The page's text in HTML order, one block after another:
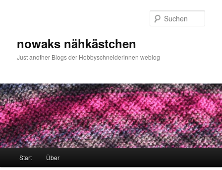
nowaks nähkästchen
Just another Blogs der Hobbyschneiderinnen weblog
Start Über